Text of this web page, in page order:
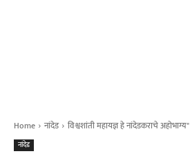
Home नांदेड विश्वशांती महायज्ञ हे नांदेडकराचे
नांदेड